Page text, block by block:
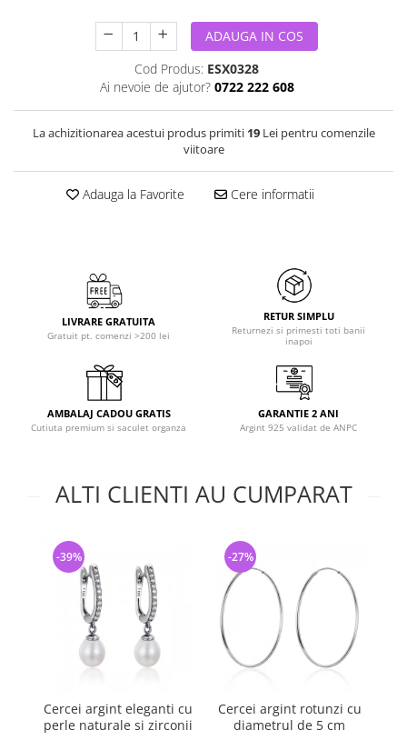
ADAUGA IN COS
Cod Produs: ESX0328
Ai nevoie de ajutor? 0722 222 608
La achizitionarea acestui produs primiti 19Lei pentru comenzile
viitoare
Adauga la Favorite Cere informatii
LIVRARE GRATUITA
Gratuit pt. comenzi >200 lei
RETUR SIMPLU
Returnezi si primesti toti banii
inapoi
AMBALAJ CADOU GRATIS
Cutiuta premium si saculet organza
GARANTIE 2 ANI
Argint 925 validat de ANPC
ALTI CLIENTI AU CUMPARAT
Cercei argint eleganti cu
perle naturale si zirconii
-39%
Cercei argint rotunzi cu
diametrul de 5 cm
-27%